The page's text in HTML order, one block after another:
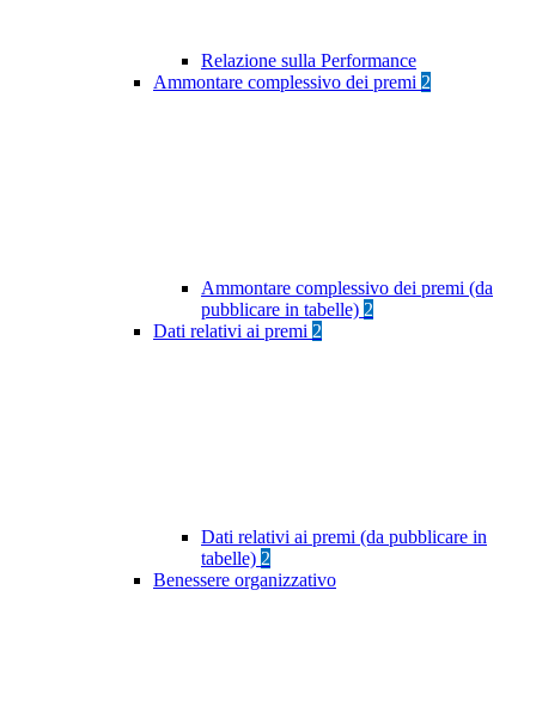
Relazione sulla Performance
Ammontare complessivo dei premi 2
Ammontare complessivo dei premi (da
pubblicare in tabelle) 2
Dati relativi ai premi 2
Dati relativi ai premi (da pubblicare in
tabelle) 2
Benessere organizzativo